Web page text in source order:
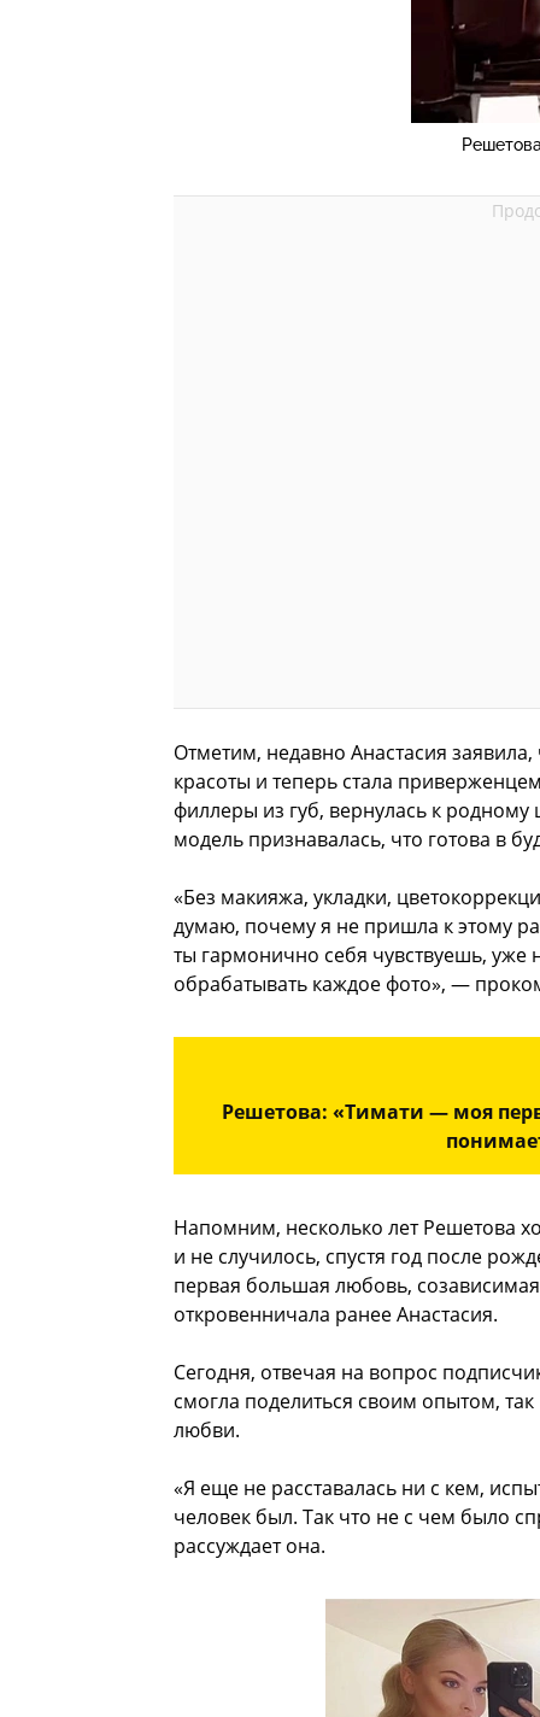
Отметим, недавно Анастасия
красоты и теперь стала
филлеры из губ, вернулась к родному
модель признавалась, что готова в
«Без макияжа, укладки,
думаю, почему я не пришла к этому
ты гармонично себя чувствуешь, уже
обрабатывать каждое фото», —
Решетова: «Тимати — моя
Напомним, несколько лет Решетова
и не случилось, спустя год после
первая большая любовь,
откровенничала ранее Анастасия.
Сегодня, отвечая на вопрос
смогла поделиться своим опытом,
любви.
«Я еще не расставалась ни с кем,
человек был. Так что не с чем было
рассуждает она.